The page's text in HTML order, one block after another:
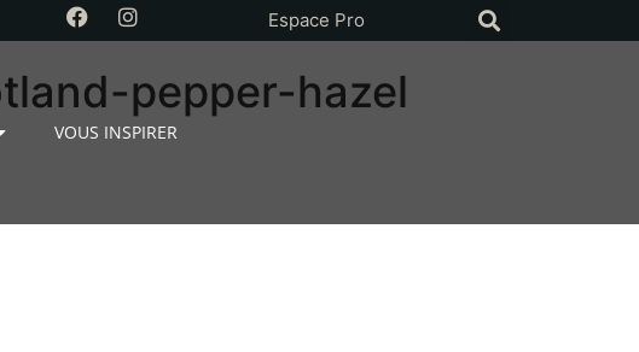
Espace Pro
VOUS INSPIRER
pepper-hazel